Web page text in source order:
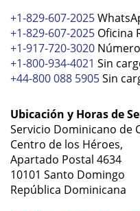
+1-829-607-2025
+1-829-607-2025 Oficina
+1-917-720-3020
+1-800-934-4021 Sin
+44-800 088 5905Sin
Ubicación y Horas de
Servicio Dominicano de
Centro de los Héroes,
Apartado Postal 4634
10101 Santo Domingo
República Dominicana